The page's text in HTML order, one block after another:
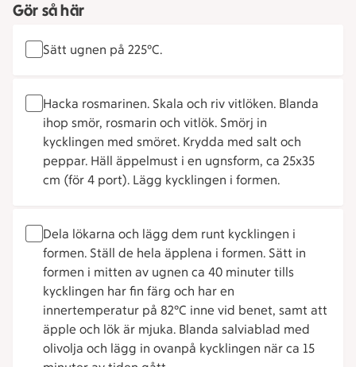
Gör så här
Sätt ugnen på 225°C.
Hacka rosmarinen. Skala och riv vitlöken. Blanda
ihop smör, rosmarin och vitlök. Smörj in
kycklingen med smöret. Krydda med salt och
peppar. Häll äppelmust i en ugnsform, ca 25x35
cm (för 4 port). Lägg kycklingen i formen.
Dela lökarna och lägg dem runt kycklingen i
formen. Ställ de hela äpplena i formen. Sätt in
formen i mitten av ugnen ca 40 minuter tills
kycklingen har fin färg och har en
innertemperatur på 82°C inne vid benet, samt att
äpple och lök är mjuka. Blanda salviablad med
olivolja och lägg in ovanpå kycklingen när ca 15